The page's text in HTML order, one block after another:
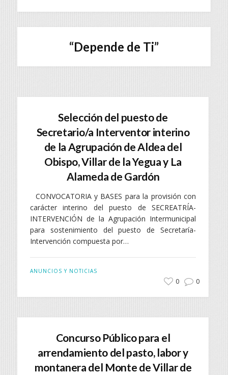
“Depende de Ti”
Selección del puesto de
Secretario/a Interventor interino
de la Agrupación de Aldea del
Obispo, Villar de la Yegua y La
Alameda de Gardón
CONVOCATORIA y BASES para la provisión con
carácter interino del puesto de SECREATRÍA-
INTERVENCIÓN de la Agrupación Intermunicipal
para sostenimiento del puesto de Secretaría-
Intervención compuesta por…
ANUNCIOS Y NOTICIAS
0 0
Concurso Público para el
arrendamiento del pasto, labor y
montanera del Monte de Villar de